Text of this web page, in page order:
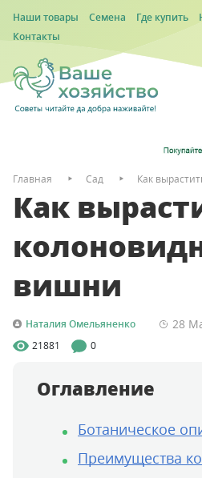
Наши товары Семена Где купить
Контакты
Главная Сад Как
Как
вишни
Наталия Омельяненко 28
21881 0
Оглавление
Ботаническое
Преимущества